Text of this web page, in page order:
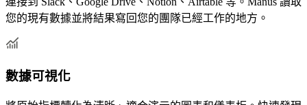
您的現有數據並將結果寫回您的團隊已經工作的地方。
數據可視化